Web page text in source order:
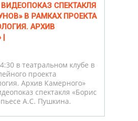
СПЕКТАКЛЯ
В РАМКАХ ПРОЕКТА
АРХИВ
|
в театральном клубе в
проекта
Архив Камерного»
спектакля «Борис
А.С. Пушкина.